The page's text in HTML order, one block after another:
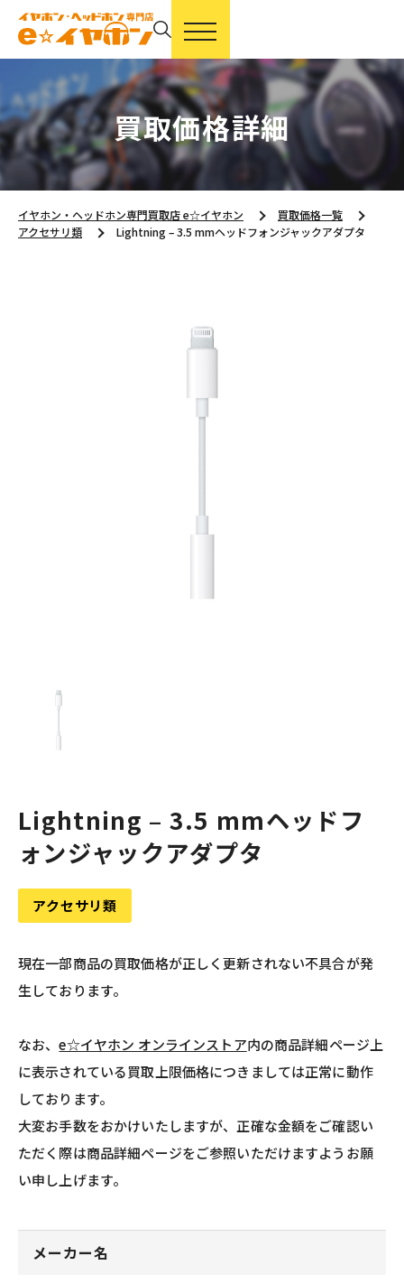
買取価格詳細
イヤホン・ヘッドホン専門買取店 e☆イヤホン
買取価格一覧
アクセサリ類
Lightning – 3.5 mmヘッドフォンジャックアダプタ
Lightning – 3.5 mmヘッドフ
ォンジャックアダプタ
アクセサリ類
現在一部商品の買取価格が正しく更新されない不具合が発
生しております。
なお、e☆イヤホン オンラインストア内の商品詳細ページ上
に表示されている買取上限価格につきましては正常に動作
しております。
大変お手数をおかけいたしますが、正確な金額をご確認い
ただく際は商品詳細ページをご参照いただけますようお願
い申し上げます。
メーカー名